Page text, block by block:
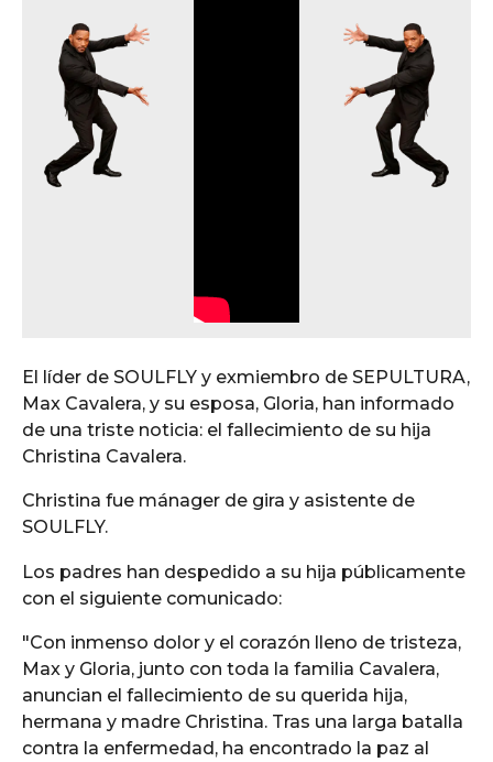
El líder de SOULFLY y exmiembro de SEPULTURA,
Max Cavalera, y su esposa, Gloria, han informado
de una triste noticia: el fallecimiento de su hija
Christina Cavalera.
Christina fue mánager de gira y asistente de
SOULFLY.
Los padres han despedido a su hija públicamente
con el siguiente comunicado:
"Con inmenso dolor y el corazón lleno de tristeza,
Max y Gloria, junto con toda la familia Cavalera,
anuncian el fallecimiento de su querida hija,
hermana y madre Christina. Tras una larga batalla
contra la enfermedad, ha encontrado la paz al